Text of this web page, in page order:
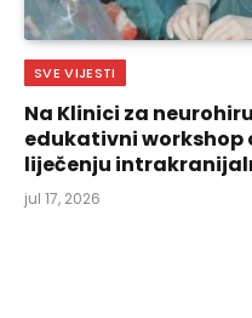
SVE VIJESTI
Na Klinici za
edukativni workshop
liječenju
jul 17, 2026